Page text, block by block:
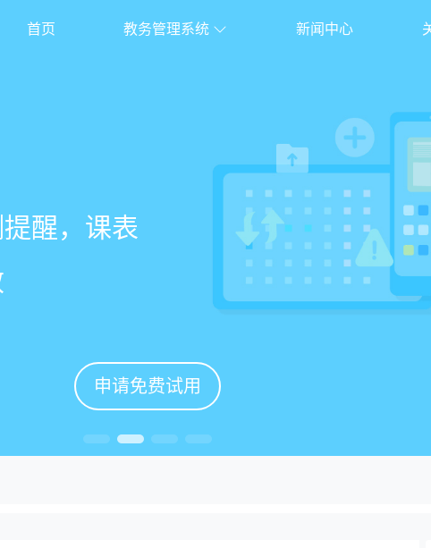
首页 教务管理系统 新闻中心
易
申请免费试用
醒，课表
申请免费试用
量自动统
申请免费试用
沟通互动
申请免费试用